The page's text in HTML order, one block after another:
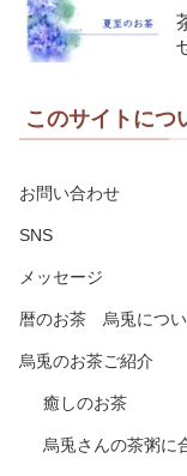
このサイトにつ
お問い合わせ
SNS
メッセージ
暦のお茶 烏兎につ
烏兎のお茶ご紹介
癒しのお茶
烏兎さんの茶粥に